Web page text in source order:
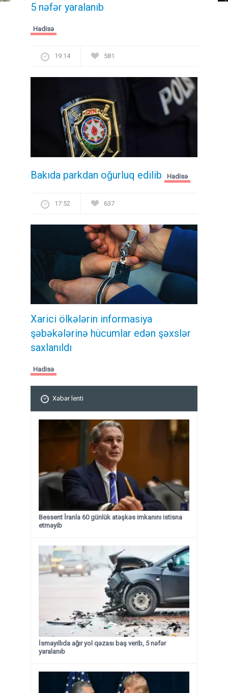
5 nəfər yaralanıb
Hadisə
19:14 581
Bakıda parkdan oğurluq edilib Hadisə
17:52 637
Xarici ölkələrin informasiya
şəbəkələrinə hücumlar edən şəxslər
saxlanıldı
Hadisə
Xəbər lenti
Bessent İranla 60 günlük atəşkəs imkanını istisna
etməyib
İsmayıllıda ağır yol qəzası baş verib, 5 nəfər
yaralanıb